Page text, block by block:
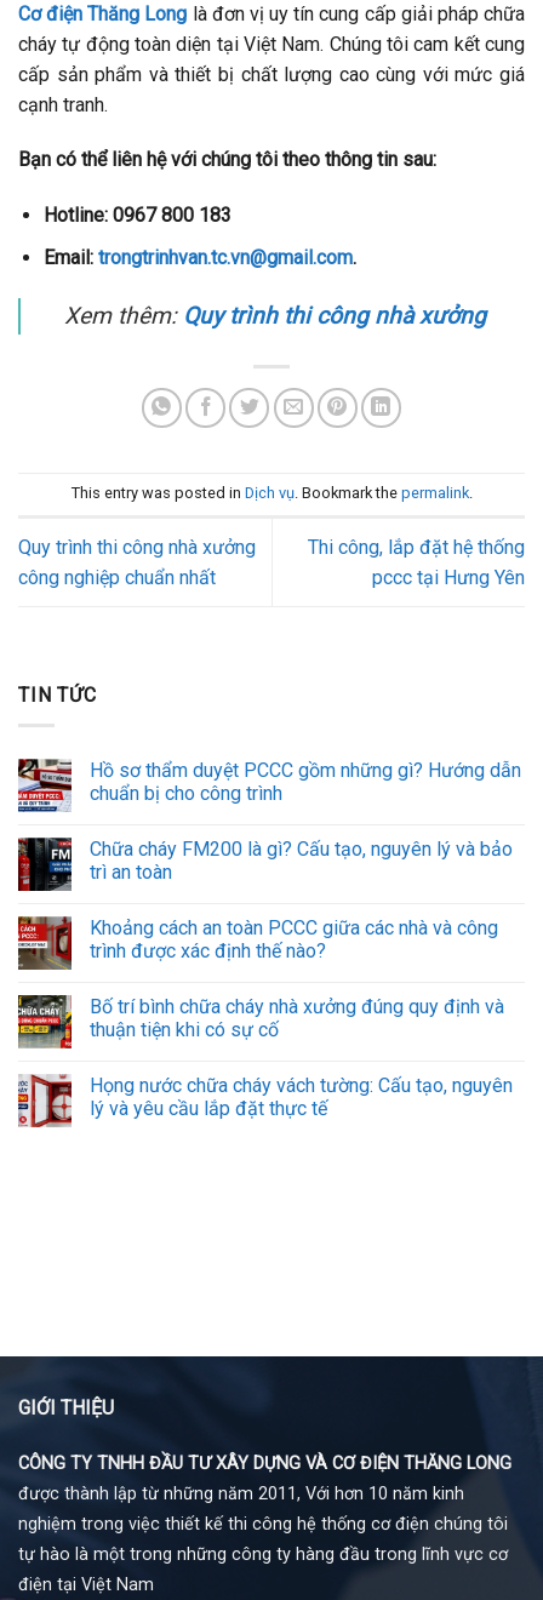
Cơ điện Thăng Long là đơn vị uy tín cung cấp giải pháp chữa
cháy tự động toàn diện tại Việt Nam. Chúng tôi cam kết cung
cấp sản phẩm và thiết bị chất lượng cao cùng với mức giá
cạnh tranh.
Bạn có thể liên hệ với chúng tôi theo thông tin sau:
Hotline: 0967 800 183
Email: trongtrinhvan.tc.vn@gmail.com.
Xem thêm: Quy trình thi công nhà xưởng
This entry was posted in Dịch vụ. Bookmark the permalink.
Quy trình thi công nhà xưởng
công nghiệp chuẩn nhất
Thi công, lắp đặt hệ thống
pccc tại Hưng Yên
TIN TỨC
Hồ sơ thẩm duyệt PCCC gồm những gì? Hướng dẫn
chuẩn bị cho công trình
Chữa cháy FM200 là gì? Cấu tạo, nguyên lý và bảo
trì an toàn
Khoảng cách an toàn PCCC giữa các nhà và công
trình được xác định thế nào?
Bố trí bình chữa cháy nhà xưởng đúng quy định và
thuận tiện khi có sự cố
Họng nước chữa cháy vách tường: Cấu tạo, nguyên
lý và yêu cầu lắp đặt thực tế
GIỚI THIỆU
CÔNG TY TNHH ĐẦU TƯ XÂY DỰNG VÀ CƠ ĐIỆN THĂNG LONG
được thành lập từ những năm 2011, Với hơn 10 năm kinh
nghiệm trong việc thiết kế thi công hệ thống cơ điện chúng tôi
tự hào là một trong những công ty hàng đầu trong lĩnh vực cơ
điện tại Việt Nam